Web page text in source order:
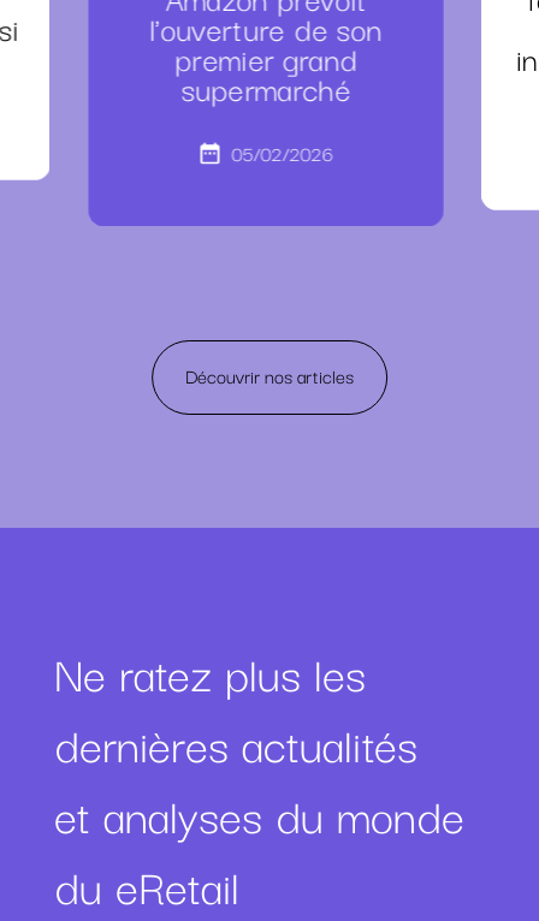
l'ouverture de son
premier grand
supermarché
05/02/2026
Découvrir nos articles
Ne ratez plus les
dernières actualités
et analyses du monde
du eRetail